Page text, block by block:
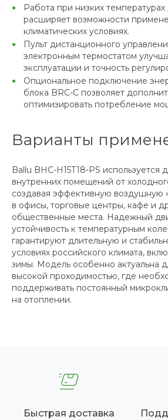
Работа при низких
расширяет возможности
климатических условиях.
Пульт дистанционного
электронным термостатом
эксплуатации и точность
Опциональное подключение
блока BRC-C позволяет
оптимизировать потребление
Варианты
Ballu BHC-H15T18-PS используется
внутренних помещений от
создавая эффективную воздушную
в офисы, торговые центры, кафе и
общественные места. Надежный
устойчивость к температурным
гарантируют длительную и
условиях российского климата,
зимы. Модель особенно актуальна
высокой проходимостью, где
поддерживать постоянный
на отоплении.
Быстрая доставка